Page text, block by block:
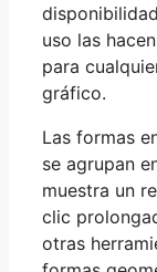
uso las
para
gráfico.
Las formas
se agrupan
muestra un
clic
otras